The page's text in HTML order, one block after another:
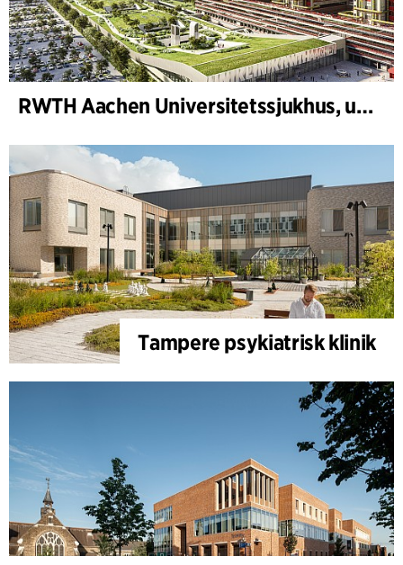
RWTH Aachen Universitetssjukhus, utbyggnad
Tampere psykiatrisk klinik